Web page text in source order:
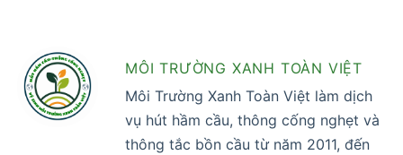
MÔI TRƯỜNG XANH TOÀN VIỆT
Môi Trường Xanh Toàn Việt làm dịch
vụ hút hầm cầu, thông cống nghẹt và
thông tắc bồn cầu từ năm 2011, đến